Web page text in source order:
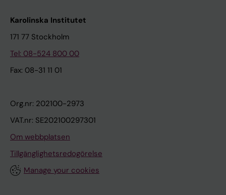
Karolinska Institutet
171 77 Stockholm
Tel: 08-524 800 00
Fax: 08-31 11 01
Org.nr: 202100-2973
VAT.nr: SE202100297301
Om webbplatsen
Tillgänglighetsredogörelse
Manage your cookies